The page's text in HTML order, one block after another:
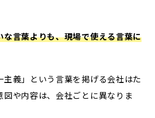
言葉よりも、現場で使える言葉に
義」という言葉を掲げる会社はた
や内容は、会社ごとに異なりま